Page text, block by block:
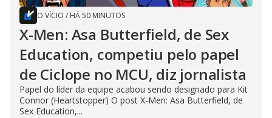
O VÍCIO / HÁ 50 MINUTOS
X-Men: Asa Butterfield, de Sex
Education, competiu pelo papel
de Ciclope no MCU, diz jornalista
Papel do líder da equipe acabou sendo designado para Kit
Connor (Heartstopper) O post X-Men: Asa Butterfield, de
Sex Education,...